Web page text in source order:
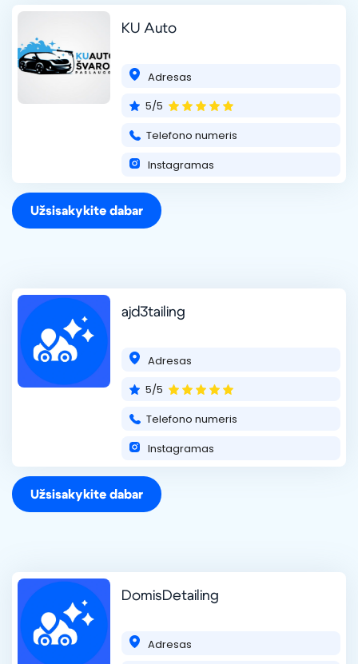
KU Auto
Adresas
5/5
Telefono numeris
Instagramas
Užsisakykite dabar
ajd3tailing
Adresas
5/5
Telefono numeris
Instagramas
Užsisakykite dabar
DomisDetailing
Adresas